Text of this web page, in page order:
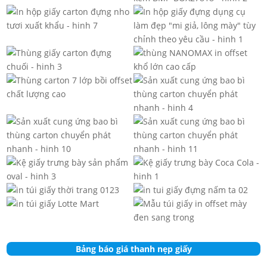
Bảng báo giá thanh nẹp giấy